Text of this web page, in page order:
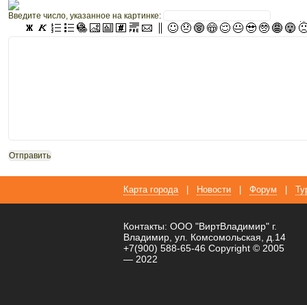
Введите число, указанное на картинке:
Карта города Новости Форум
Контакты: ООО "ВиртВладимир" г.
Владимир, ул. Комсомольская, д.14
+7(900) 588-65-46 Copyright © 2005
— 2022